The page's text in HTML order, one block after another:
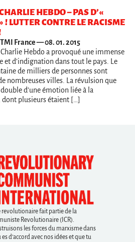
HEBDO – PAS D’«
LUTTER CONTRE LE RACISME
France — 08. 01. 2015
Hebdo a provoqué une immense
et d’indignation dans tout le pays. Le
de milliers de personnes sont
nombreuses villes. La révulsion que
d’une émotion liée à la
dont plusieurs étaient […]
revolutionaire fait partie de la
Revolutionaire (ICR).
les forces du marxisme dans
d’accord avec nos idées et que tu